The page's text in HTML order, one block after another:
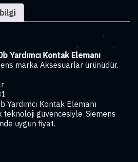
Yardımcı Kontak Elemanı
marka Aksesuarlar ürünüdür.
Yardımcı Kontak Elemanı
güvencesiyle. Siemens
uygun fiyat.